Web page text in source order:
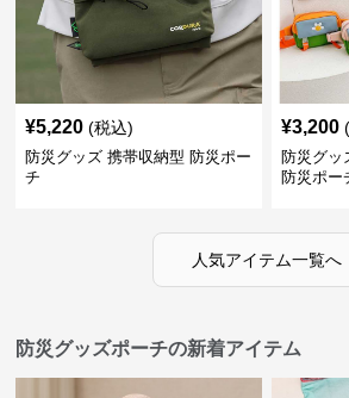
¥5,220 (税込)
防災グッズ 携帯収納型 防災ポー
チ
¥3,200
防災グッ
防災ポー
人気アイテム一覧へ
防災グッズポーチの新着アイテム